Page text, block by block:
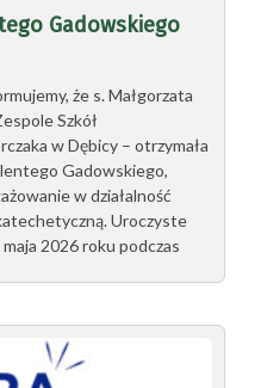
Gadowskiego
że s. Małgorzata
Szkół
w Dębicy – otrzymała
Gadowskiego,
w działalność
Uroczyste
2026 roku podczas